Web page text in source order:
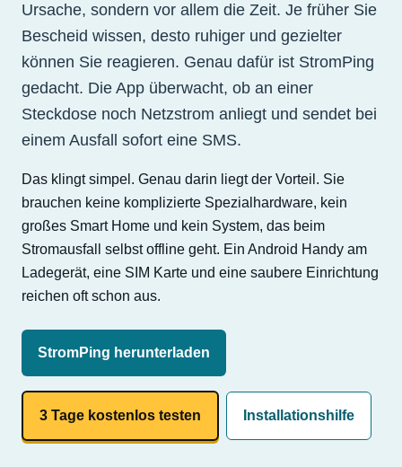
Ursache, sondern vor allem die Zeit. Je früher Sie
Bescheid wissen, desto ruhiger und gezielter
können Sie reagieren. Genau dafür ist StromPing
gedacht. Die App überwacht, ob an einer
Steckdose noch Netzstrom anliegt und sendet bei
einem Ausfall sofort eine SMS.
Das klingt simpel. Genau darin liegt der Vorteil. Sie
brauchen keine komplizierte Spezialhardware, kein
großes Smart Home und kein System, das beim
Stromausfall selbst offline geht. Ein Android Handy am
Ladegerät, eine SIM Karte und eine saubere Einrichtung
reichen oft schon aus.
StromPing herunterladen
3 Tage kostenlos testen Installationshilfe